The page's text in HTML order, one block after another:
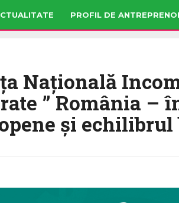
PROFIL DE
Națională
” România –
și echilibrul